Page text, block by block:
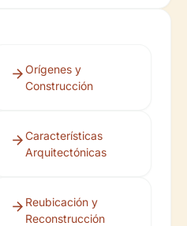
Orígenes y
Construcción
Características
Arquitectónicas
Reubicación y
Reconstrucción